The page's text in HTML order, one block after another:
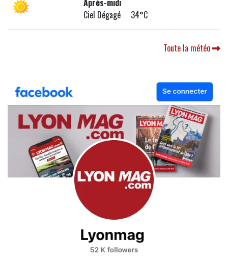
Après-midi
Ciel Dégagé 34°C
Toute la météo